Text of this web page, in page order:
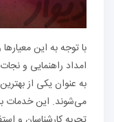
با توجه به این
امداد راهنمایی و
به عنوان یکی از
می‌شوند. این خدمات